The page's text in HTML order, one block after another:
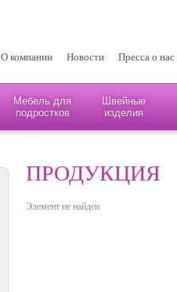
О компании Новости Пресса о нас
Мебель для
подростков
Швейные
изделия
ПРОДУКЦИЯ
Элемент не найден